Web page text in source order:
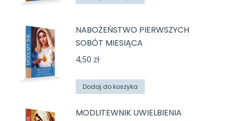
NABOŻEŃSTWO PIERWSZYCH
SOBÓT MIESIĄCA
4,50 zł
Dodaj do koszyka
MODLITEWNIK UWIELBIENIA